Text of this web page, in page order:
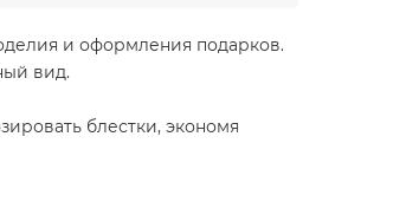
и оформления подарков.
вид.
блестки, экономя